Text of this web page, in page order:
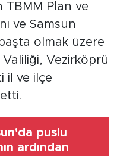
TBMM Plan ve
ve Samsun
olmak üzere
Vezirköprü
il ve ilçe
puslu
ardından